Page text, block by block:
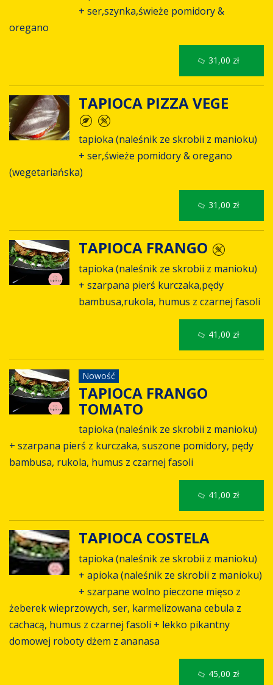
+ ser,szynka,świeże pomidory &
oregano
TAPIOCA PIZZA VEGE
tapioka (naleśnik ze skrobii z manioku)
+ ser,świeże pomidory & oregano
(wegetariańska)
TAPIOCA FRANGO
tapioka (naleśnik ze skrobii z manioku)
+ szarpana pierś kurczaka,pędy
bambusa,rukola, humus z czarnej fasoli
Nowość
TAPIOCA FRANGO
TOMATO
tapioka (naleśnik ze skrobii z manioku)
+ szarpana pierś z kurczaka, suszone pomidory, pędy
bambusa, rukola, humus z czarnej fasoli
TAPIOCA COSTELA
tapioka (naleśnik ze skrobii z manioku)
+ apioka (naleśnik ze skrobii z manioku)
+ szarpane wolno pieczone mięso z
żeberek wieprzowych, ser, karmelizowana cebula z
cachacą, humus z czarnej fasoli + lekko pikantny
domowej roboty dżem z ananasa